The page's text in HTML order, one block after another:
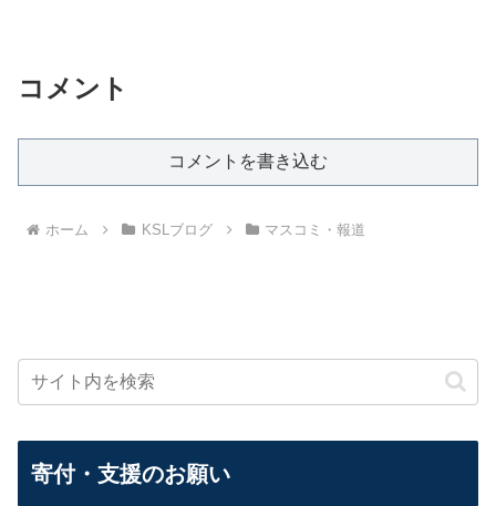
コメント
コメントを書き込む
ホーム KSLブログ マスコミ・報道
寄付・支援のお願い